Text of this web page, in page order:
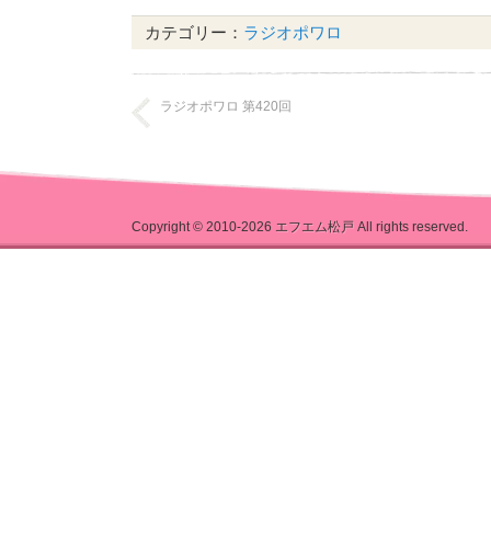
カテゴリー： ラジオポワロ
ラジオポワロ 第420回
Copyright © 2010-2026 エフエム松戸 All rights reserved.